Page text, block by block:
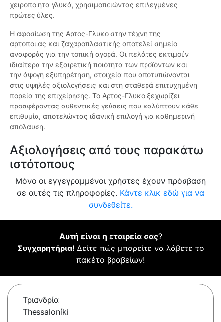
χειροποίητα γλυκά, χρησιμοποιώντας επιλεγμένες
πρώτες ύλες.
Η αφοσίωση της Αρτος-Γλυκο στην τέχνη της
αρτοποιίας και ζαχαροπλαστικής αποτελεί σημείο
αναφοράς για την τοπική αγορά. Οι πελάτες εκτιμούν
ιδιαίτερα την εξαιρετική ποιότητα των προϊόντων και
την άψογη εξυπηρέτηση, στοιχεία που αποτυπώνονται
στις υψηλές αξιολογήσεις και στη σταθερά επιτυχημένη
πορεία της επιχείρησης. Το Αρτος-Γλυκο ξεχωρίζει
προσφέροντας αυθεντικές γεύσεις που καλύπτουν κάθε
επιθυμία, αποτελώντας ιδανική επιλογή για καθημερινή
απόλαυση.
Αξιολογήσεις από τους παρακάτω
ιστότοπους
Μόνο οι εγγεγραμμένοι χρήστες έχουν πρόσβαση
σε αυτές τις πληροφορίες. Κάντε κλικ εδώ για να
συνδεθείτε.
Αυτή είναι η εταιρεία σας?
Συγχαρητήρια! Δείτε πώς μπορείτε να λάβετε το
πακέτο βραβείων!
Τριανδρία
Thessaloníki